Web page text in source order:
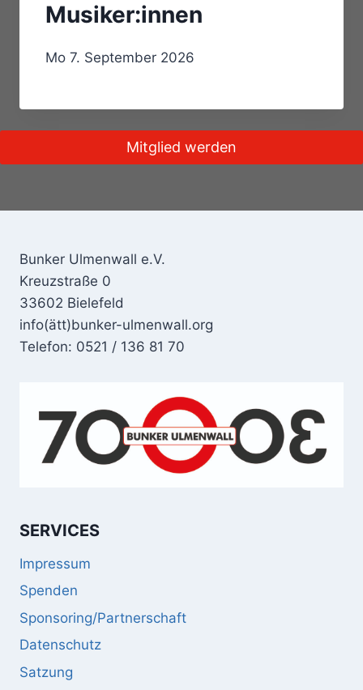
Musiker:innen
Mo 7. September 2026
Mitglied werden
Bunker Ulmenwall e.V.
Kreuzstraße 0
33602 Bielefeld
info(ätt)bunker-ulmenwall.org
Telefon: 0521 / 136 81 70
SERVICES
Impressum
Spenden
Sponsoring/Partnerschaft
Datenschutz
Satzung